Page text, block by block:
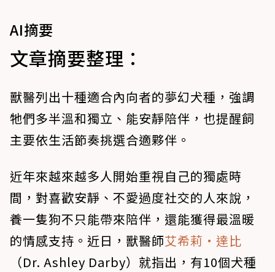
AI摘要
文章摘要整理：
獸醫列出十種適合內向者的夢幻犬種，強調
牠們多半溫和獨立、能安靜陪伴，也提醒飼
主要依生活節奏挑選合適夥伴。
近年來越來越多人開始重視自己的獨處時
間，對喜歡安靜、不愛過度社交的人來說，
養一隻狗不只能帶來陪伴，還能獲得最溫暖
的情感支持。近日，獸醫師艾希莉‧達比
（Dr. Ashley Darby）就指出，有10個犬種